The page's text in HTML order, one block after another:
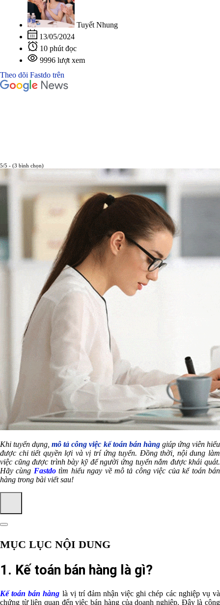
Tuyết Nhung
13/05/2024
10 phút đọc
9996 lượt xem
Theo dõi Fastdo trên
5/5 - (3 bình chọn)
Khi tuyển dụng, mô tả công việc kế toán bán hànggiúp ứng viên hiểu
được chi tiết quyền lợi và vị trí ứng tuyển. Đồng thời, nội dung làm
việc cũng được trình bày kỹ để người ứng tuyển nắm được khái quát.
Hãy cùng Fastdotìm hiểu ngay về mô tả công việc của kế toán bán
hàng trong bài viết sau!
MỤC LỤC NỘI DUNG
1. Kế toán bán hàng là gì?
Kế toán bán hàng là vị trí đảm nhận việc ghi chép các nghiệp vụ và
chứng từ liên quan đến việc bán hàng của doanh nghiệp. Đây là công